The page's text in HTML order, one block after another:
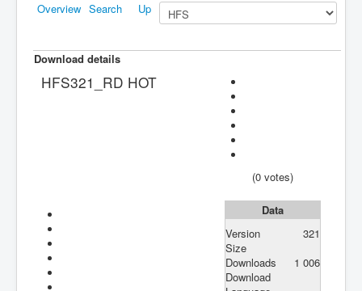
Overview Search Up
Download details
HFS321_RD HOT
(0 votes)
Data
Version
321
Size
Downloads
1 006
Download